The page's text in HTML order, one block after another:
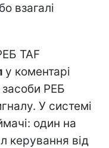
взагалі
TAF
у коментарі
РЕБ
У системі
один на
керування від